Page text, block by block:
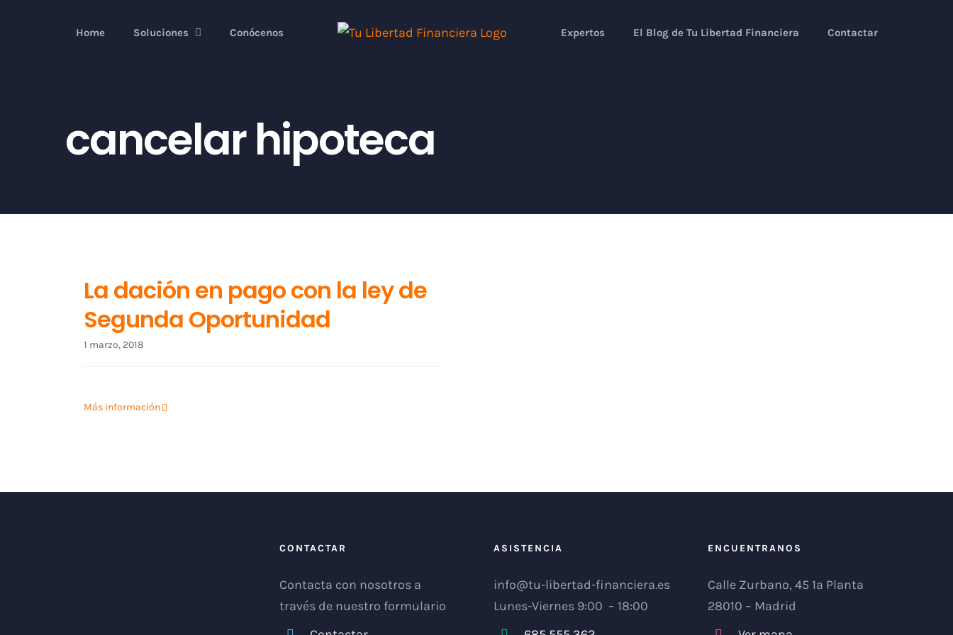
Home Soluciones Conócenos Expertos El Blog de Tu Libertad Financiera Contactar
cancelar hipoteca
La dación en pago con la ley de
Segunda Oportunidad
1 marzo, 2018
Más información
CONTACTAR
Contacta con nosotros a
través de nuestro formulario
ASISTENCIA
info@tu-libertad-financiera.es
Lunes-Viernes 9:00 – 18:00
ENCUENTRANOS
Calle Zurbano, 45 1ª Planta
28010 – Madrid